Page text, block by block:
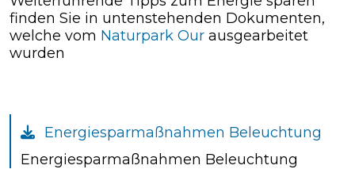
finden Sie in untenstehenden Dokumenten,
welche vom Naturpark Our ausgearbeitet
wurden
Energiesparmaßnahmen Beleuchtung
Energiesparmaßnahmen Beleuchtung